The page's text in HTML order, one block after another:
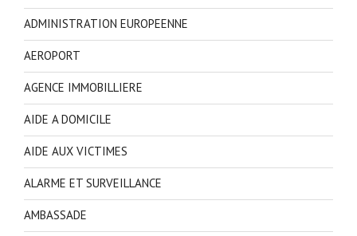
ADMINISTRATION EUROPEENNE
AEROPORT
AGENCE IMMOBILLIERE
AIDE A DOMICILE
AIDE AUX VICTIMES
ALARME ET SURVEILLANCE
AMBASSADE